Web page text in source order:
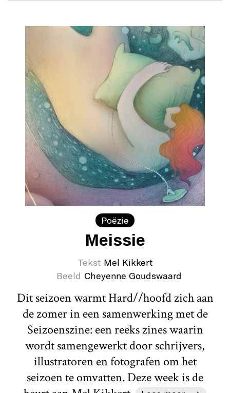
Poëzie
Meissie
Tekst Mel Kikkert
Beeld Cheyenne Goudswaard
Dit seizoen warmt Hard//hoofd zich aan
de zomer in een samenwerking met de
Seizoenszine: een reeks zines waarin
wordt samengewerkt door schrijvers,
illustratoren en fotografen om het
seizoen te omvatten. Deze week is de